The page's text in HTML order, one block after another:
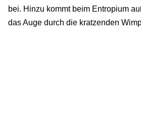
bei. Hinzu kommt beim Entropium
das Auge durch die kratzenden